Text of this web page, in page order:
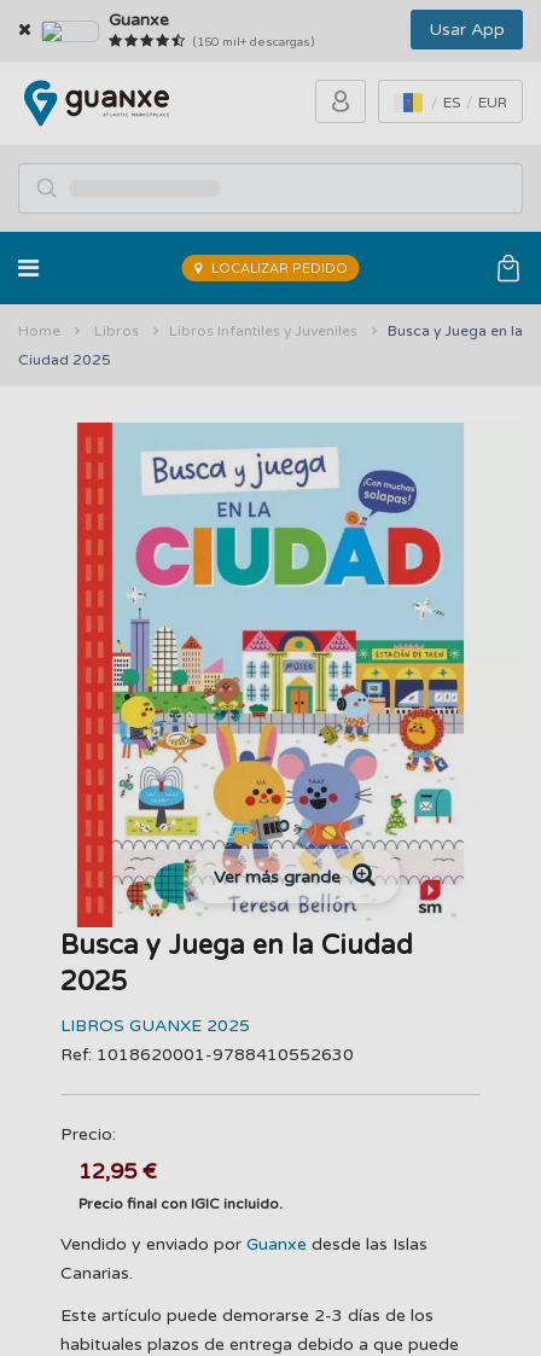
Guanxe
(150 mil+ descargas)
Usar App
ES EUR
LOCALIZAR PEDIDO
Home Libros Libros Infantiles y Juveniles
Busca y Juega en la
Ciudad 2025
Ver más grande
Busca y Juega en la Ciudad
2025
LIBROS GUANXE 2025
Ref: 1018620001-9788410552630
Precio:
12,95 €
Precio final con IGIC incluido.
Vendido y enviado por Guanxe desde las Islas
Canarias.
Este artículo puede demorarse 2-3 días de los
habituales plazos de entrega debido a que puede